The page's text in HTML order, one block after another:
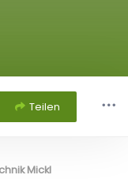
Teilen
Mickl